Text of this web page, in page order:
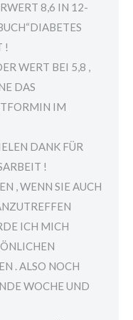
8,6 IN 12-
!
WERT BEI 5,8 ,
DAS
IM
DANK FÜR
!
, WENN SIE AUCH
ICH MICH
. ALSO NOCH
WOCHE UND